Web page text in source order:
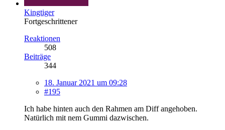
Kingtiger
Fortgeschrittener
Reaktionen
508
Beiträge
344
18. Januar 2021 um 09:28
#195
Ich habe hinten auch den Rahmen am Diff angehoben.
Natürlich mit nem Gummi dazwischen.